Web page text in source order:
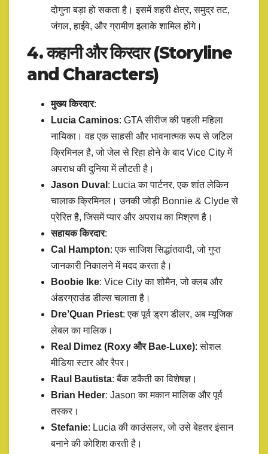
दोगुना बड़ा हो सकता है। इसमें शहरी क्षेत्र, समुद्र तट,
जंगल, हाईवे, और ग्रामीण इलाके शामिल होंगे।
4. कहानी और किरदार (Storyline
and Characters)
मुख्य किरदार:
Lucia Caminos: GTA सीरीज की पहली महिला
नायिका। वह एक साहसी और भावनात्मक रूप से जटिल
क्रिमिनल है, जो जेल से रिहा होने के बाद Vice City में
अपराध की दुनिया में लौटती है।
Jason Duval : Lucia का पार्टनर, एक शांत लेकिन
चालाक क्रिमिनल। उनकी जोड़ी Bonnie & Clyde से
प्रेरित है, जिसमें प्यार और अपराध का मिश्रण है।
सहायक किरदार:
Cal Hampton: एक साजिश सिद्धांतवादी, जो गुप्त
जानकारी निकालने में मदद करता है।
Boobie Ike: Vice City का शोमैन, जो क्लब और
अंडरग्राउंड डील्स चलाता है।
Dre’Quan Priest: एक पूर्व ड्रग डीलर, अब म्यूजिक
लेबल का मालिक।
Real Dimez (Roxy और Bae-Luxe): सोशल
मीडिया स्टार और रैपर।
Raul Bautista: बैंक डकैती का विशेषज्ञ।
Brian Heder: Jason का मकान मालिक और पूर्व
तस्कर।
Stefanie: Lucia की काउंसलर, जो उसे बेहतर इंसान
बनाने की कोशिश करती है।